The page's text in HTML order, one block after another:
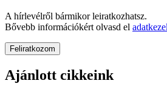
A hírlevélről bármikor leiratkozhatsz.
Bővebb információkért olvasd el
Feliratkozom
Ajánlott cikkeink